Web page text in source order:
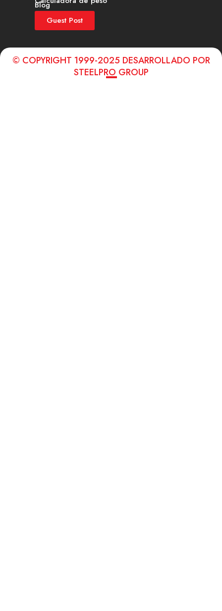
Blog
Guest Post
© COPYRIGHT 1999-2025 DESARROLLADO POR
STEELPRO GROUP